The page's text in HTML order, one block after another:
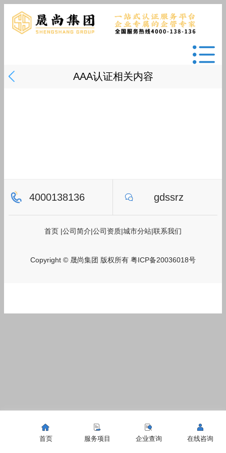
AAA认证相关内容
4000138136 gdssrz
首页 |公司简介|公司资质|城市分站|联系我们
Copyright © 晟尚集团 版权所有 粤ICP备20036018号
首页 服务项目 企业查询 在线咨询